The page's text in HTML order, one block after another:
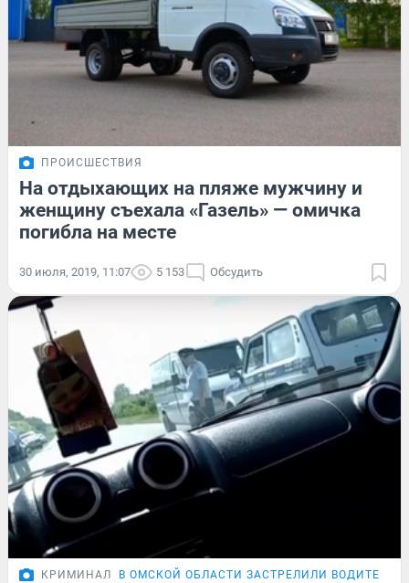
ПРОИСШЕСТВИЯ
На отдыхающих на пляже мужчину и
женщину съехала «Газель» — омичка
погибла на месте
30 июля, 2019, 11:07 5 153 Обсудить
КРИМИНАЛ В ОМСКОЙ ОБЛАСТИ ЗАСТРЕЛИЛИ ВОДИТЕЛЯ